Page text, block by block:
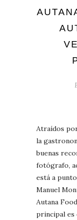
Atraídos
la
buenas
fotógrafo,
está a
Manuel
Autana
principal es